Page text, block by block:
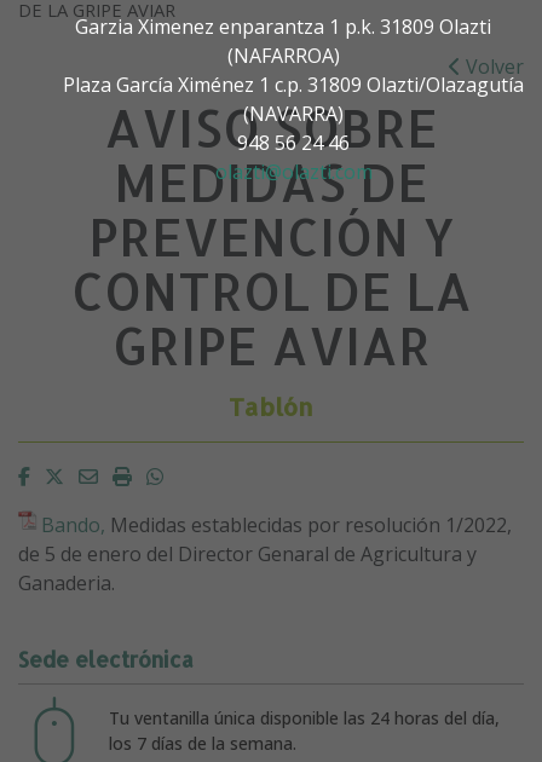
Garzia Ximenez enparantza 1 p.k. 31809 Olazti
(NAFARROA)
Plaza García Ximénez 1 c.p. 31809 Olazti/Olazagutía
(NAVARRA)
948 56 24 46
olazti@olazti.com
DE LA GRIPE AVIAR
Volver
AVISO SOBRE
MEDIDAS DE
PREVENCIÓN Y
CONTROL DE LA
GRIPE AVIAR
Tablón
Facebook
Twitter
EmailImprimirWhatsapp
Bando, Medidas establecidas por resolución 1/2022,
de 5 de enero del Director Genaral de Agricultura y
Ganaderia.
Sede electrónica
Tu ventanilla única disponible las 24 horas del día,
los 7 días de la semana.